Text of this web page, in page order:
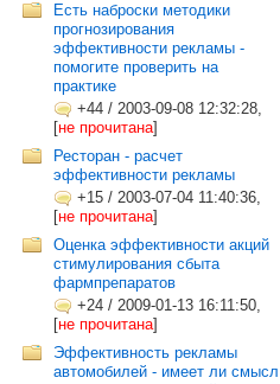
Есть наброски методики
прогнозирования
эффективности рекламы -
помогите проверить на
практике
+44 / 2003-09-08 12:32:28,
[не прочитана]
Ресторан - расчет
эффективности рекламы
+15 / 2003-07-04 11:40:36,
[не прочитана]
Оценка эффективности акций
стимулирования сбыта
фармпрепаратов
+24 / 2009-01-13 16:11:50,
[не прочитана]
Эффективность рекламы
автомобилей - имеет ли смысл